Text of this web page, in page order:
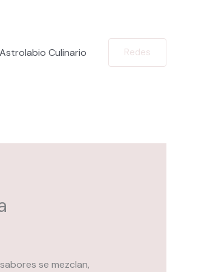
Culinario Redes
se mezclan,